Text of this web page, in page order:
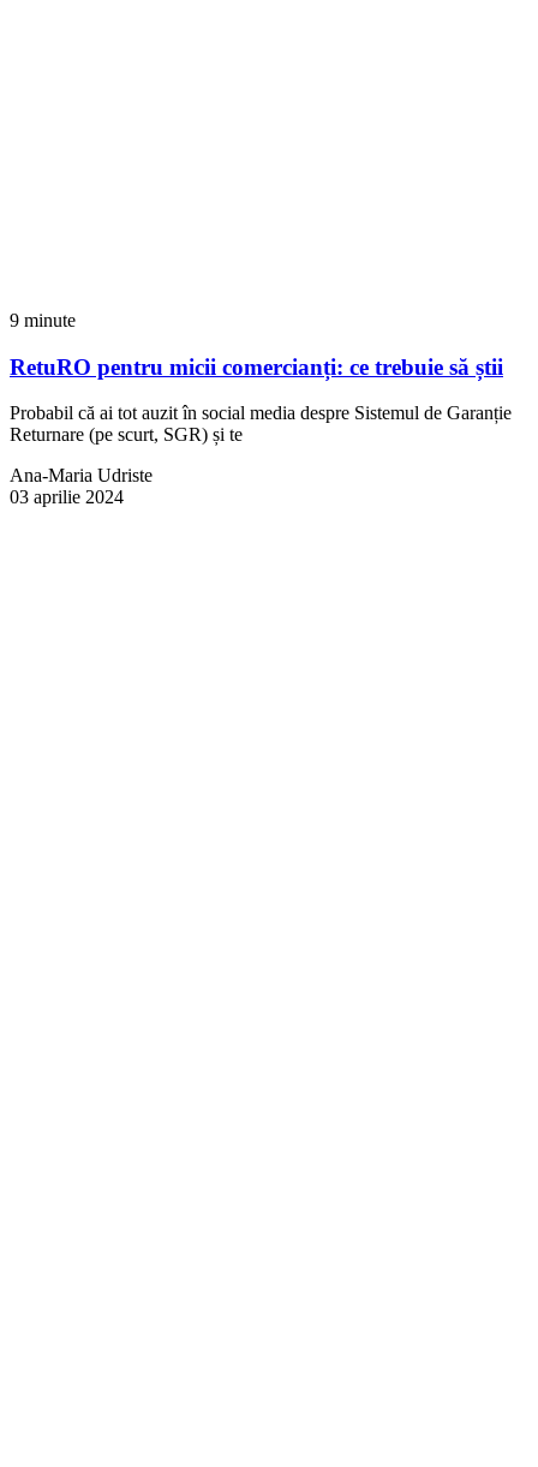
9 minute
RetuRO pentru micii comercianți: ce trebuie să știi
Probabil că ai tot auzit în social media despre Sistemul de Garanție
Returnare (pe scurt, SGR) și te
Ana-Maria Udriste
03 aprilie 2024